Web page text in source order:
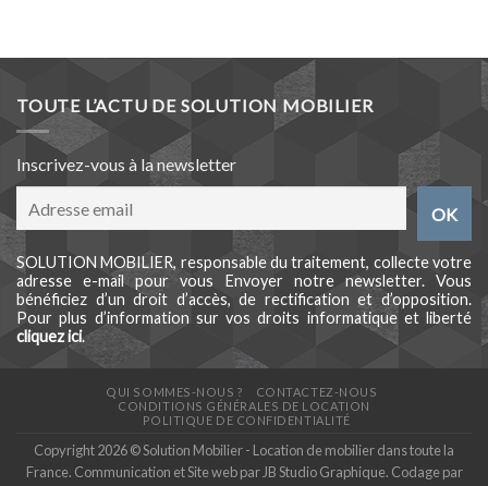
TOUTE L’ACTU DE SOLUTION MOBILIER
Inscrivez-vous à la newsletter
SOLUTION MOBILIER, responsable du traitement, collecte votre
adresse e-mail pour vous Envoyer notre newsletter. Vous
bénéficiez d’un droit d’accès, de rectification et d’opposition.
Pour plus d’information sur vos droits informatique et liberté
cliquez ici.
QUI SOMMES-NOUS ?
CONTACTEZ-NOUS
CONDITIONS GÉNÉRALES DE LOCATION
POLITIQUE DE CONFIDENTIALITÉ
Copyright 2026 © Solution Mobilier - Location de mobilier dans toute la
France. Communication et Site web par JB Studio Graphique. Codage par